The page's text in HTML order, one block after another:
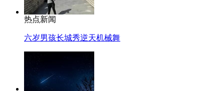
热点新闻
六岁男孩长城秀逆天机械舞